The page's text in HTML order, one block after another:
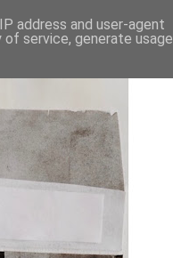
address and user-agent
service, generate usage